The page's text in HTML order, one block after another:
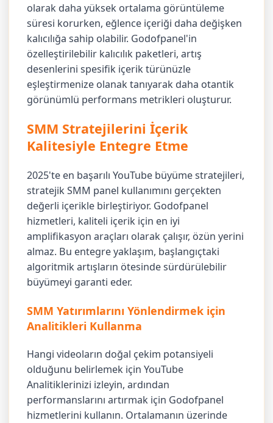
olarak daha yüksek ortalama görüntüleme
süresi korurken, eğlence içeriği daha değişken
kalıcılığa sahip olabilir. Godofpanel'in
özelleştirilebilir kalıcılık paketleri, artış
desenlerini spesifik içerik türünüzle
eşleştirmenize olanak tanıyarak daha otantik
görünümlü performans metrikleri oluşturur.
SMM Stratejilerini İçerik
Kalitesiyle Entegre Etme
2025'te en başarılı YouTube büyüme stratejileri,
stratejik SMM panel kullanımını gerçekten
değerli içerikle birleştiriyor. Godofpanel
hizmetleri, kaliteli içerik için en iyi
amplifikasyon araçları olarak çalışır, özün yerini
almaz. Bu entegre yaklaşım, başlangıçtaki
algoritmik artışların ötesinde sürdürülebilir
büyümeyi garanti eder.
SMM Yatırımlarını Yönlendirmek için
Analitikleri Kullanma
Hangi videoların doğal çekim potansiyeli
olduğunu belirlemek için YouTube
Analitiklerinizi izleyin, ardından
performanslarını artırmak için Godofpanel
hizmetlerini kullanın. Ortalamanın üzerinde